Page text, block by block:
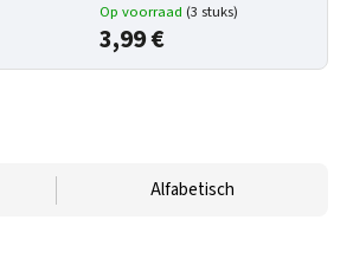
Op voorraad (3 stuks)
3,99 €
Alfabetisch